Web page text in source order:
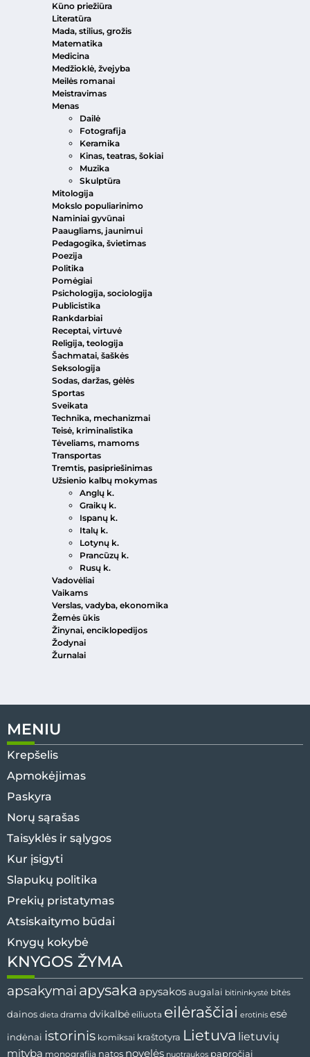
Kūno priežiūra
Literatūra
Mada, stilius, grožis
Matematika
Medicina
Medžioklė, žvejyba
Meilės romanai
Meistravimas
Menas
Dailė
Fotografija
Keramika
Kinas, teatras, šokiai
Muzika
Skulptūra
Mitologija
Mokslo populiarinimo
Naminiai gyvūnai
Paaugliams, jaunimui
Pedagogika, švietimas
Poezija
Politika
Pomėgiai
Psichologija, sociologija
Publicistika
Rankdarbiai
Receptai, virtuvė
Religija, teologija
Šachmatai, šaškės
Seksologija
Sodas, daržas, gėlės
Sportas
Sveikata
Technika, mechanizmai
Teisė, kriminalistika
Tėveliams, mamoms
Transportas
Tremtis, pasipriešinimas
Užsienio kalbų mokymas
Anglų k.
Graikų k.
Ispanų k.
Italų k.
Lotynų k.
Prancūzų k.
Rusų k.
Vadovėliai
Vaikams
Verslas, vadyba, ekonomika
Žemės ūkis
Žinynai, enciklopedijos
Žodynai
Žurnalai
MENIU
Krepšelis
Apmokėjimas
Paskyra
Norų sąrašas
Taisyklės ir sąlygos
Kur įsigyti
Slapukų politika
Prekių pristatymas
Atsiskaitymo būdai
Knygų kokybė
KNYGOS ŽYMA
apsakymai apysaka apysakos augalai bitininkystė bitės
dainos dieta drama dvikalbė eiliuota eilėraščiai erotinis esė
indėnai istorinis komiksai kraštotyra Lietuva lietuvių
mityba monografija natos novelės nuotraukos papročiai